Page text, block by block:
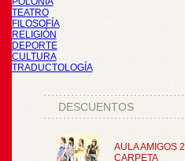
TEATRO
FILOSOFÍA
RELIGIÓN
DEPORTE
CULTURA
TRADUCTOLOGÍA
DESCUENTOS
AULA AMIGOS 2
CARPETA